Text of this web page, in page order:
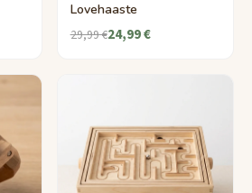
Lovehaaste
29,99 €24,99 €